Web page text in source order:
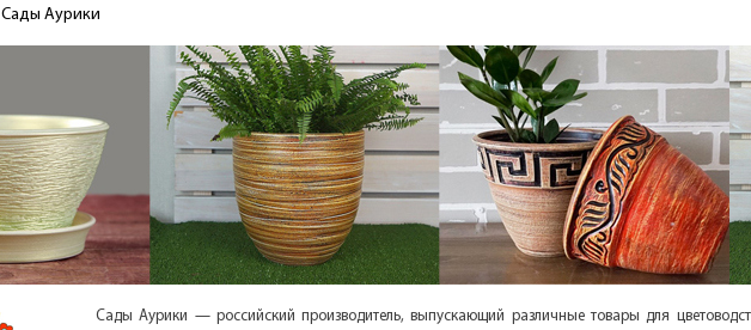
Сады Аурики
Сады Аурики — российский производитель, выпускающий различные товары для